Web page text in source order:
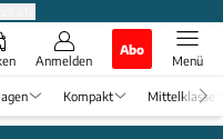
Anmelden
Abo
Menü
Kompakt Mittelklasse